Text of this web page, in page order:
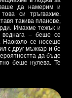
да намерим и
си тръгвахме.
такива планове,
Имахме тежък и
веднага – беше се
Наоколо се носеше
с друг мъжкар и бе
да бъде
беше нулева. Те